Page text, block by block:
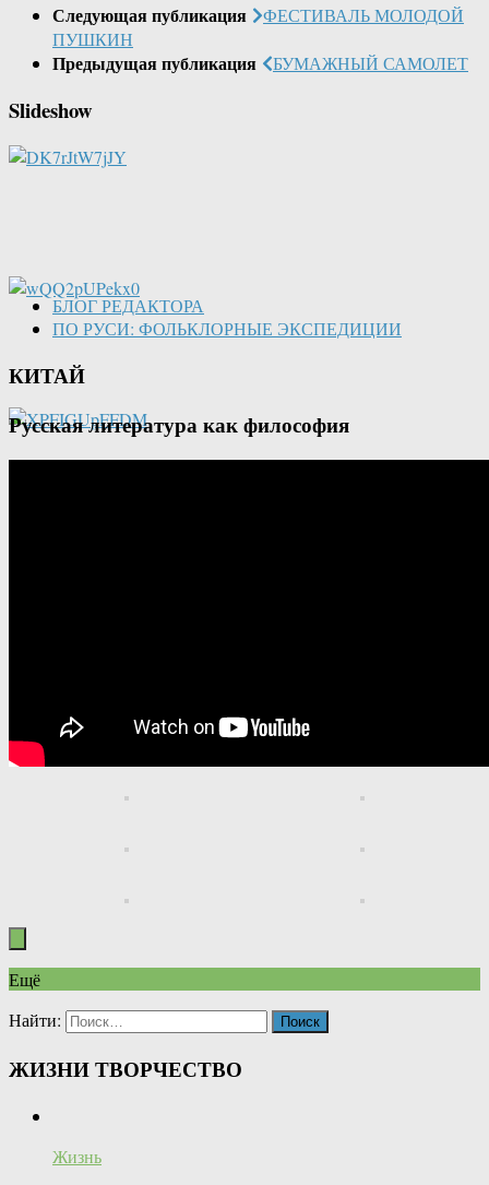
Следующая публикация
ФЕСТИВАЛЬ МОЛОДОЙ
ПУШКИН
Предыдущая публикация БУМАЖНЫЙ САМОЛЕТ
Slideshow
БЛОГ РЕДАКТОРА
ПО РУСИ: ФОЛЬКЛОРНЫЕ ЭКСПЕДИЦИИ
КИТАЙ
Русская литература как философия
Ещё
Найти:
ЖИЗНИ ТВОРЧЕСТВО
Жизнь